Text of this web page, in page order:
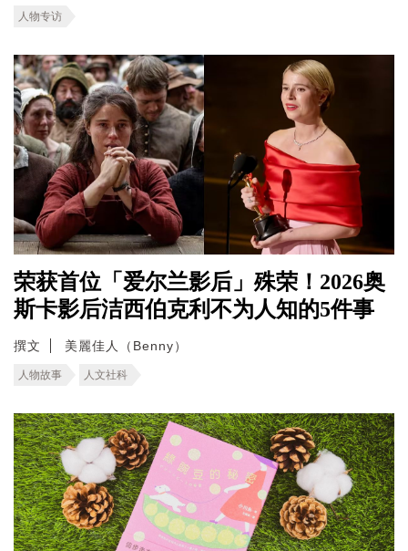
人物专访
荣获首位「爱尔兰影后」殊荣！2026奥
斯卡影后洁西伯克利不为人知的5件事
撰文 美麗佳人（Benny）
人物故事 人文社科